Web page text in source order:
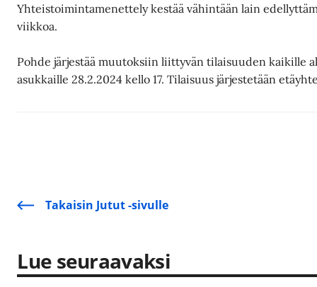
Yhteistoimintamenettely kestää vähintään lain
viikkoa.
Pohde järjestää muutoksiin liittyvän tilaisuuden kaikille
asukkaille 28.2.2024 kello 17. Tilaisuus järjestetään
Takaisin Jutut -sivulle
Lue seuraavaksi